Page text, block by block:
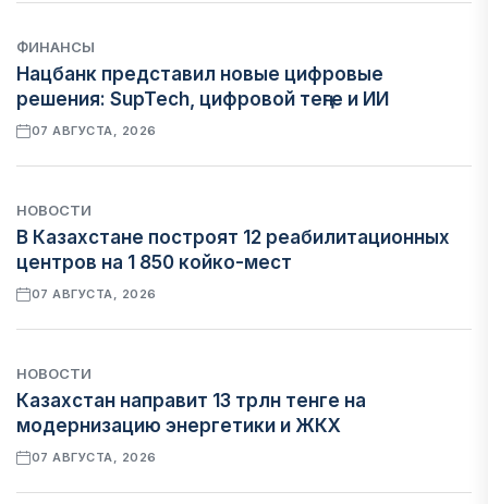
ФИНАНСЫ
Нацбанк представил новые цифровые
решения: SupTech, цифровой теңге и ИИ
07 АВГУСТА, 2026
НОВОСТИ
В Казахстане построят 12 реабилитационных
центров на 1 850 койко-мест
07 АВГУСТА, 2026
НОВОСТИ
Казахстан направит 13 трлн тенге на
модернизацию энергетики и ЖКХ
07 АВГУСТА, 2026